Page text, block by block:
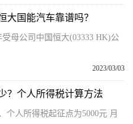
大国能汽车靠谱吗？
母公司中国恒大(03333 HK)公
2023/03/03
？个人所得税计算方法
个人所得税起征点为5000元 月